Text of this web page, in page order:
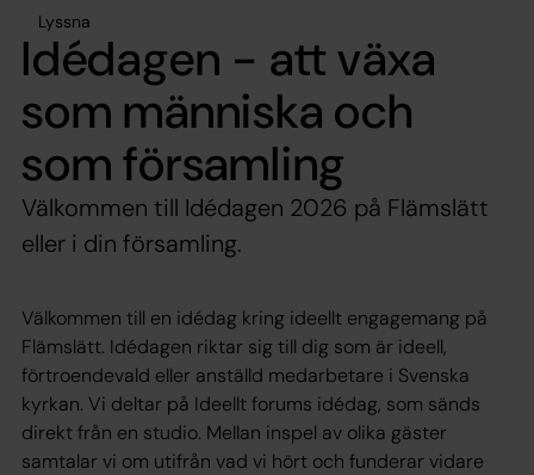
Lyssna
Idédagen - att växa
som människa och
som församling
Välkommen till Idédagen 2026 på Flämslätt
eller i din församling.
Välkommen till en idédag kring ideellt engagemang på
Flämslätt. Idédagen riktar sig till dig som är ideell,
förtroendevald eller anställd medarbetare i Svenska
kyrkan. Vi deltar på Ideellt forums idédag, som sänds
direkt från en studio. Mellan inspel av olika gäster
samtalar vi om utifrån vad vi hört och funderar vidare